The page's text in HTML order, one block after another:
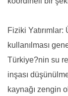
Fiziki
kullanılması
Türkiye?nin su
inşası
kaynağı zengin